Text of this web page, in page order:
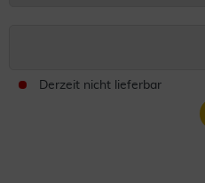
Derzeit nicht lieferbar